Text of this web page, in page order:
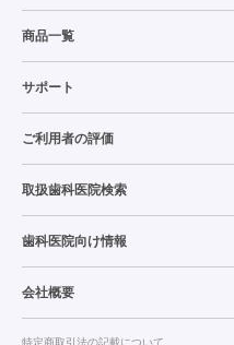
商品一覧
サポート
ご利用者の評価
取扱歯科医院検索
歯科医院向け情報
会社概要
特定商取引法の記載について